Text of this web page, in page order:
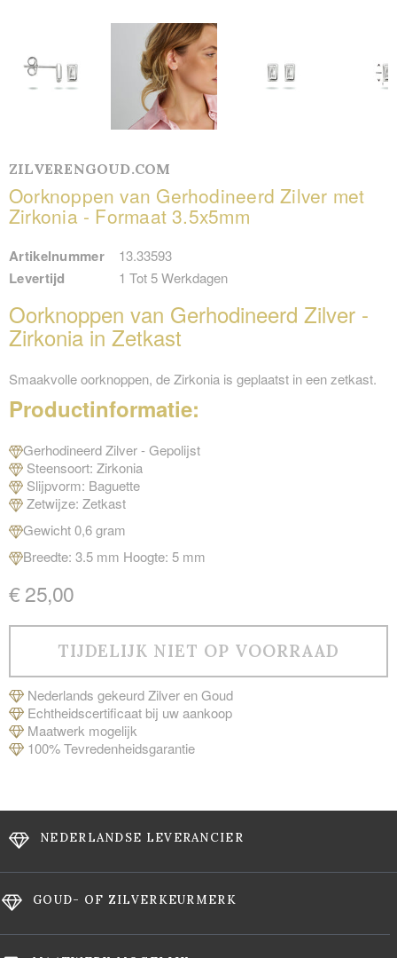
ZILVERENGOUD.COM
Oorknoppen van Gerhodineerd Zilver met
Zirkonia - Formaat 3.5x5mm
Artikelnummer 13.33593
Levertijd 1 Tot 5 Werkdagen
Oorknoppen van Gerhodineerd Zilver -
Zirkonia in Zetkast
Smaakvolle oorknoppen, de Zirkonia is geplaatst in een zetkast.
Productinformatie:
Gerhodineerd Zilver - Gepolijst
Steensoort: Zirkonia
Slijpvorm: Baguette
Zetwijze: Zetkast
Gewicht 0,6 gram
Breedte: 3.5 mm Hoogte: 5 mm
€ 25,00
Nederlands gekeurd Zilver en Goud
Echtheidscertificaat bij uw aankoop
Maatwerk mogelijk
100% Tevredenheidsgarantie
NEDERLANDSE LEVERANCIER
GOUD- OF ZILVERKEURMERK